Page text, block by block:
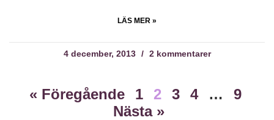
LÄS MER »
4 december, 2013 2 kommentarer
« Föregående 1 2 3 4 …
9
Nästa »